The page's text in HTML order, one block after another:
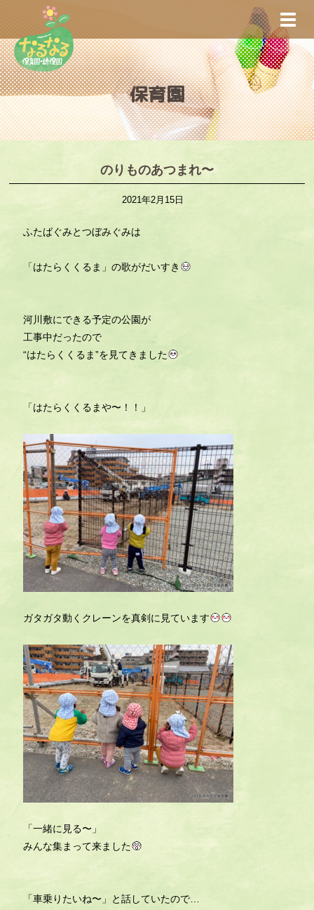
i
p
t
o
m
a
保育園
のりものあつまれ〜
2021年2月15日
ふたばぐみとつぼみぐみは
「はたらくくるま」の歌がだいすき
河川敷にできる予定の公園が
工事中だったので
“はたらくくるま”を見てきました
「はたらくくるまや〜！！」
ガタガタ動くクレーンを真剣に見ています
「一緒に見る〜」
みんな集まって来ました
「車乗りたいね〜」と話していたので…